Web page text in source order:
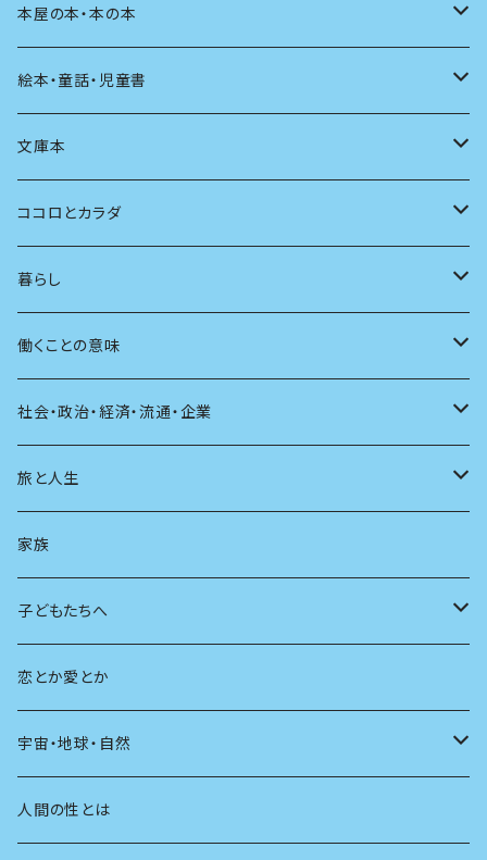
文章術
評論
言葉
言語
批評
アンソロジー
自伝・伝記
料理
発酵・麹
住う
その他
イラスト
アート
写真
その他
インテリア
ファッション
建築
スポーツ
AIと社会
広告
映画
音楽
マンガ
テレビ
ラジオ
マガジン
その他
アニメ
日本の芸能
本屋の本・本の本
本屋さんの本
本の本
読書
絵本・童話・児童書
小さいお子さん向け
自分で読めるようになったら
大人も楽しい絵本
海外絵本
童話
その他
文庫本
男性作家
女性作家
その他
ココロとカラダ
フェミニズム
カウンセリング
人間関係
健康
暮らし
料理
育児
日常生活
学ぶ楽しみ
働くことの意味
仕事のヒント
社会・政治・経済・流通・企業
過去
現在
未来
旅と人生
旅
人生
家族
子どもたちへ
教育
友達
学校
恋とか愛とか
宇宙・地球・自然
動物
人間の性とは